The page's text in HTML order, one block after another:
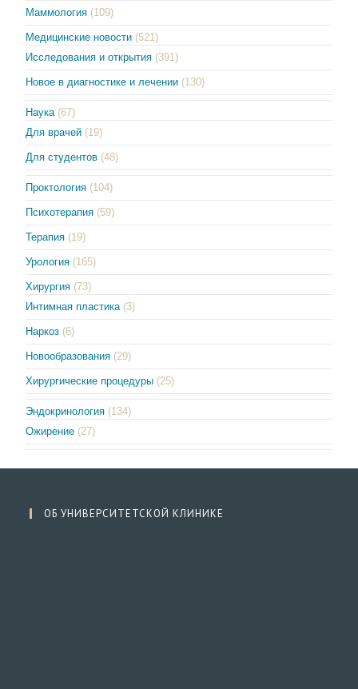
Маммология (109)
Медицинские новости (521)
Исследования и открытия (391)
Новое в диагностике и лечении (130)
Наука (67)
Для врачей (19)
Для студентов (48)
Проктология (104)
Психотерапия (59)
Терапия (19)
Урология (165)
Хирургия (73)
Интимная пластика (3)
Наркоз (6)
Новообразования (29)
Хирургические процедуры (25)
Эндокринология (134)
Ожирение (27)
ОБ УНИВЕРСИТЕТСКОЙ КЛИНИКЕ